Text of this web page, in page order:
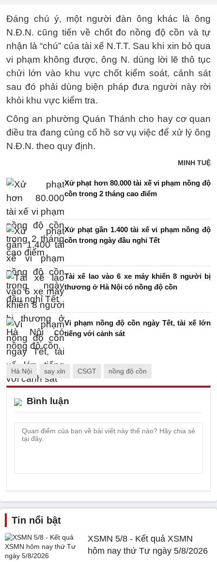
Đáng chú ý, một người đàn ông khác là ông
N.Đ.N. cũng tiến về chốt đo nồng độ cồn và tự
nhận là “chú” của tài xế N.T.T. Sau khi xin bỏ qua
vi phạm không được, ông N. dùng lời lẽ thô tục
chửi lớn vào khu vực chốt kiểm soát, cảnh sát
sau đó phải dùng biện pháp đưa người này rời
khỏi khu vực kiểm tra.
Công an phường Quán Thánh cho hay cơ quan
điều tra đang củng cố hồ sơ vụ việc để xử lý ông
N.Đ.N. theo quy định.
MINH TUỆ
Xử phạt hơn 80.000 tài xế vi phạm nồng độ
cồn trong 2 tháng cao điểm
Xử phạt gần 1.400 tài xế vi phạm nồng độ
cồn trong ngày đầu nghỉ Tết
Tài xế lao vào 6 xe máy khiến 8 người bị
thương ở Hà Nội có nồng độ cồn
Vi phạm nồng độ cồn ngày Tết, tài xế lớn
tiếng với cảnh sát
Hà Nội say xỉn CSGT nồng độ cồn
Bình luận
Tin nổi bật
XSMN 5/8 - Kết quả XSMN
hôm nay thứ Tư ngày 5/8/2026